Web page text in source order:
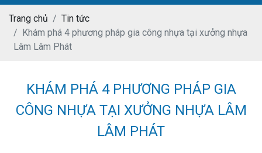
Trang chủ
Tin tức
Khám phá 4 phương pháp gia công nhựa tại xưởng nhựa
Lâm Lâm Phát
KHÁM PHÁ 4 PHƯƠNG PHÁP GIA
CÔNG NHỰA TẠI XƯỞNG NHỰA LÂM
LÂM PHÁT